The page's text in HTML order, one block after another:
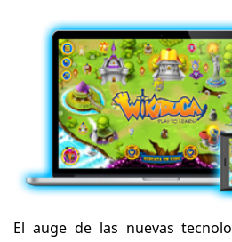
El auge de las nuevas